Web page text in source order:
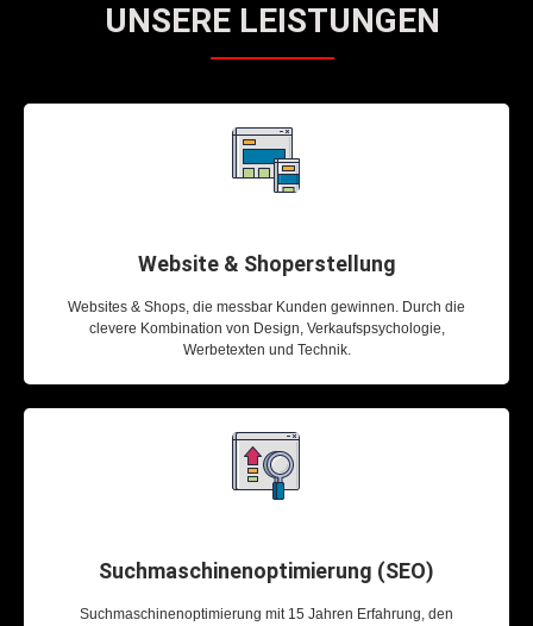
UNSERE LEISTUNGEN
Website & Shoperstellung​
Websites & Shops, die messbar Kunden gewinnen. Durch die
clevere Kombination von Design, Verkaufspsychologie,
Werbetexten und Technik.
Suchmaschinenoptimierung (SEO)
Suchmaschinenoptimierung mit 15 Jahren Erfahrung, den